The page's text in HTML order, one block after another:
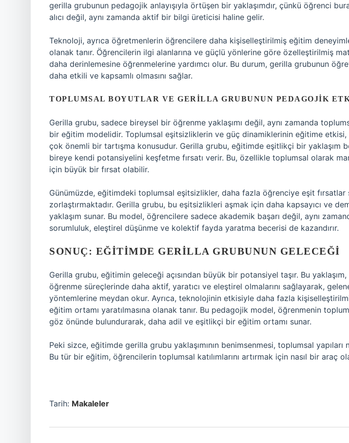
gerilla grubunun pedagojik anlayışıyla örtüşen bir yaklaşımdır, çünkü öğrenci
alıcı değil, aynı zamanda aktif bir bilgi üreticisi haline gelir.
Teknoloji, ayrıca öğretmenlerin öğrencilere daha kişiselleştirilmiş eğitim
olanak tanır. Öğrencilerin ilgi alanlarına ve güçlü yönlerine göre özelleştirilmiş
daha derinlemesine öğrenmelerine yardımcı olur. Bu durum, gerilla grubunun
daha etkili ve kapsamlı olmasını sağlar.
TOPLUMSAL BOYUTLAR VE GERILLA GRUBUNUN PEDAGOJIK
Gerilla grubu, sadece bireysel bir öğrenme yaklaşımı değil, aynı zamanda
bir eğitim modelidir. Toplumsal eşitsizliklerin ve güç dinamiklerinin eğitime etkisi,
çok önemli bir tartışma konusudur. Gerilla grubu, eğitimde eşitlikçi bir yaklaşım
bireye kendi potansiyelini keşfetme fırsatı verir. Bu, özellikle toplumsal olarak
için büyük bir fırsat olabilir.
Günümüzde, eğitimdeki toplumsal eşitsizlikler, daha fazla öğrenciye eşit fırsatlar
zorlaştırmaktadır. Gerilla grubu, bu eşitsizlikleri aşmak için daha kapsayıcı ve
yaklaşım sunar. Bu model, öğrencilere sadece akademik başarı değil, aynı
sorumluluk, eleştirel düşünme ve kolektif fayda yaratma becerisi de kazandırır.
SONUÇ: EĞITIMDE GERILLA GRUBUNUN GELECEĞI
Gerilla grubu, eğitimin geleceği açısından büyük bir potansiyel taşır. Bu
öğrenme süreçlerinde daha aktif, yaratıcı ve eleştirel olmalarını sağlayarak,
yöntemlerine meydan okur. Ayrıca, teknolojinin etkisiyle daha fazla
eğitim ortamı yaratılmasına olanak tanır. Bu pedagojik model, öğrenmenin
göz önünde bulundurarak, daha adil ve eşitlikçi bir eğitim ortamı sunar.
Peki sizce, eğitimde gerilla grubu yaklaşımının benimsenmesi, toplumsal yapıları
Bu tür bir eğitim, öğrencilerin toplumsal katılımlarını artırmak için nasıl bir araç
Tarih: Makaleler